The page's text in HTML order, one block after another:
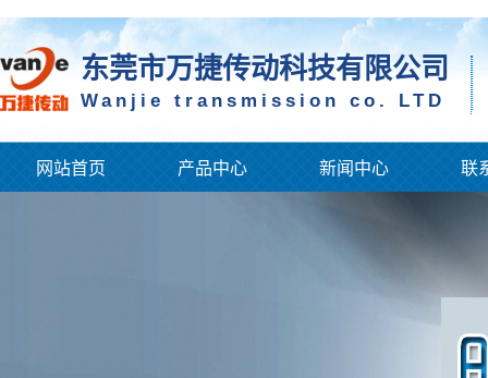
东莞市万捷传动科技有限公司
Wanjie transmission co. LTD
网站首页 产品中心 新闻中心 联